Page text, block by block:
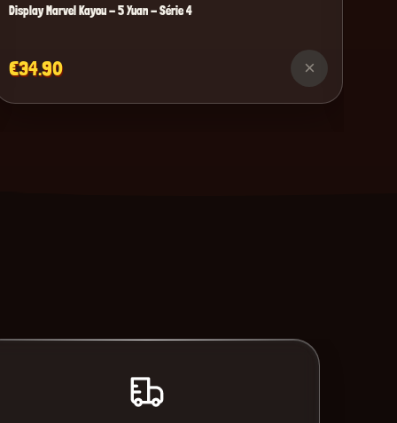
Display Marvel Kayou - 5 Yuan - Série 4
€34.90 ×